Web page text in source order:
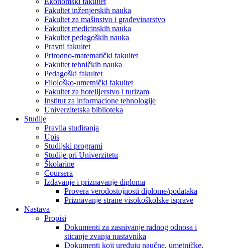
Fakultet inženjerskih nauka
Fakultet za mašinstvo i građevinarstvo
Fakultet medicinskih nauka
Fakultet pedagoških nauka
Pravni fakultet
Prirodno-matematički fakultet
Fakultet tehničkih nauka
Pedagoški fakultet
Filološko-umetnički fakultet
Fakultet za hotelijerstvo i turizam
Institut za informacione tehnologije
Univerzitetska biblioteka
Studije
Pravila studiranja
Upis
Studijski programi
Studije pri Univerzitetu
Školarine
Coursera
Izdavanje i priznavanje diploma
Provera verodostojnosti diplome/podataka
Priznavanje strane visokoškolske isprave
Nastava
Propisi
Dokumenti za zasnivanje radnog odnosa i
sticanje zvanja nastavnika
Dokumenti koji uređuju naučne, umetničke,